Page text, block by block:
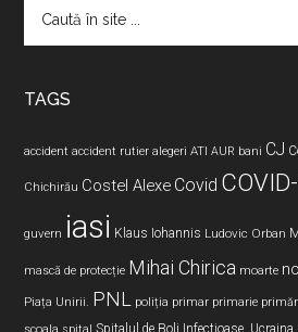
TAGS
accident accident rutier alegeri ATI AUR bani CJ
Chichirău Costel Alexe Covid
guvern iasi Klaus Iohannis Ludovic Orban
mască de protecție Mihai Chirica moarte
Piața Unirii. PNL poliția primar primarie
scoala spital Spitalul de Boli Infectioase. Ucraina